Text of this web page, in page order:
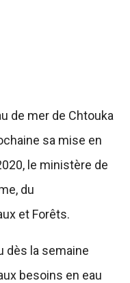
de mer de Chtouka
sa mise en
le ministère de
du
et Forêts.
dès la semaine
besoins en eau